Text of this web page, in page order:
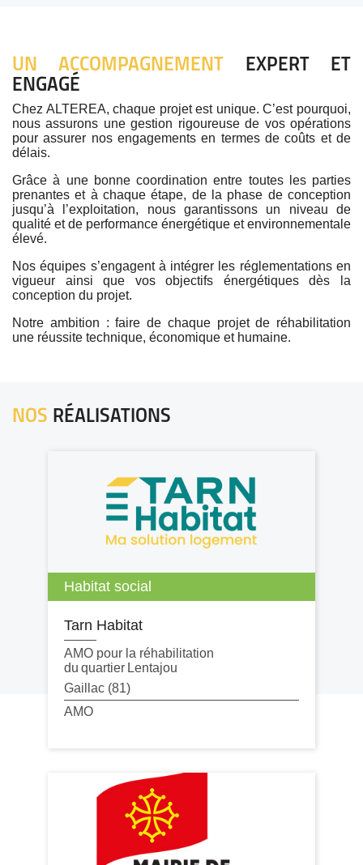
UN ACCOMPAGNEMENT EXPERT ET
ENGAGÉ
Chez ALTEREA, chaque projet est unique. C’est pourquoi,
nous assurons une gestion rigoureuse de vos opérations
pour assurer nos engagements en termes de coûts et de
délais.
Grâce à une bonne coordination entre toutes les parties
prenantes et à chaque étape, de la phase de conception
jusqu’à l’exploitation, nous garantissons un niveau de
qualité et de performance énergétique et environnementale
élevé.
Nos équipes s’engagent à intégrer les réglementations en
vigueur ainsi que vos objectifs énergétiques dès la
conception du projet.
Notre ambition : faire de chaque projet de réhabilitation
une réussite technique, économique et humaine.
NOS RÉALISATIONS
Habitat social
Tarn Habitat
AMO pour la réhabilitation
du quartier Lentajou
Gaillac (81)
AMO